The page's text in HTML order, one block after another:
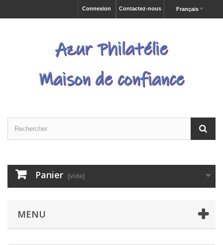
Français
Contactez-nous
Connexion
Panier (vide)
MENU